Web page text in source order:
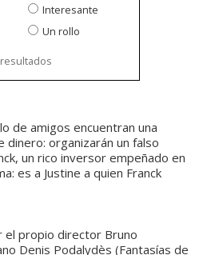
Interesante
Un rollo
de amigos encuentran una
dinero: organizarán un falso
un rico inversor empeñado en
es a Justine a quien Franck
el propio director Bruno
Denis Podalydès (Fantasías de